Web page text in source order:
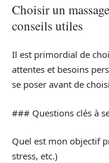
Choisir un
conseils utiles
Il est primordial de
attentes et besoins
se poser avant de
### Questions clés à
Quel est mon objectif
stress, etc.)